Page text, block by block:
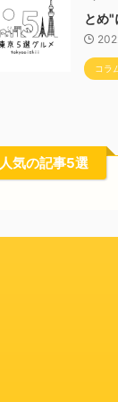
とめ"
コラ
人気の記事5選